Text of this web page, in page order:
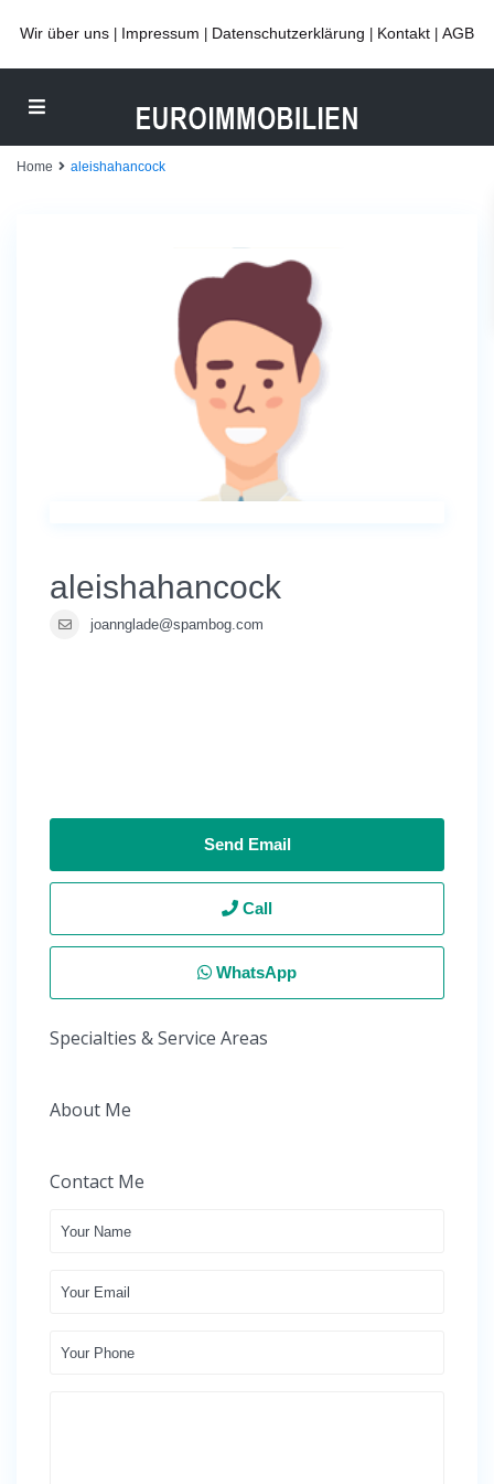
Wir über uns Impressum Datenschutzerklärung Kontakt AGB
Home aleishahancock
aleishahancock
joannglade@spambog.com
Send Email
Call
WhatsApp
Specialties & Service Areas
About Me
Contact Me